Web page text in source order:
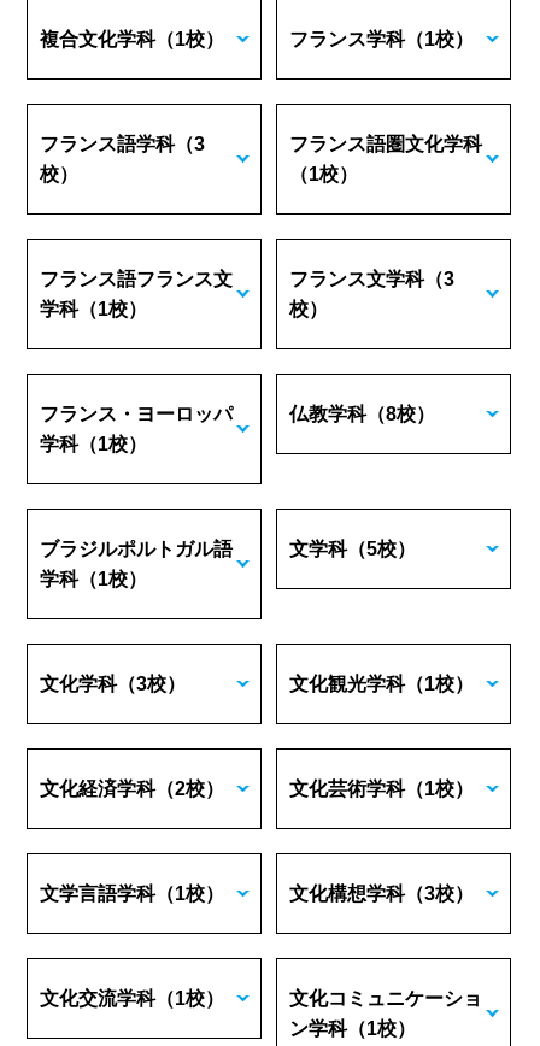
複合文化学科（1校） フランス学科（1校）
フランス語学科（3
校）
フランス語圏文化学科
（1校）
フランス語フランス文
学科（1校）
フランス文学科（3
校）
フランス・ヨーロッパ
学科（1校）
仏教学科（8校）
ブラジルポルトガル語
学科（1校）
文学科（5校）
文化学科（3校） 文化観光学科（1校）
文化経済学科（2校） 文化芸術学科（1校）
文学言語学科（1校） 文化構想学科（3校）
文化交流学科（1校）
文化コミュニケーショ
ン学科（1校）